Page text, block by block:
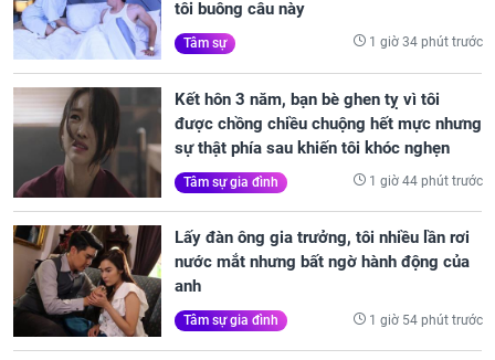
tôi buông câu này
Tâm sự 1 giờ 34 phút trước
Kết hôn 3 năm, bạn bè ghen tỵ vì tôi
được chồng chiều chuộng hết mực nhưng
sự thật phía sau khiến tôi khóc nghẹn
Tâm sự gia đình 1 giờ 44 phút trước
Lấy đàn ông gia trưởng, tôi nhiều lần rơi
nước mắt nhưng bất ngờ hành động của
anh
Tâm sự gia đình 1 giờ 54 phút trước